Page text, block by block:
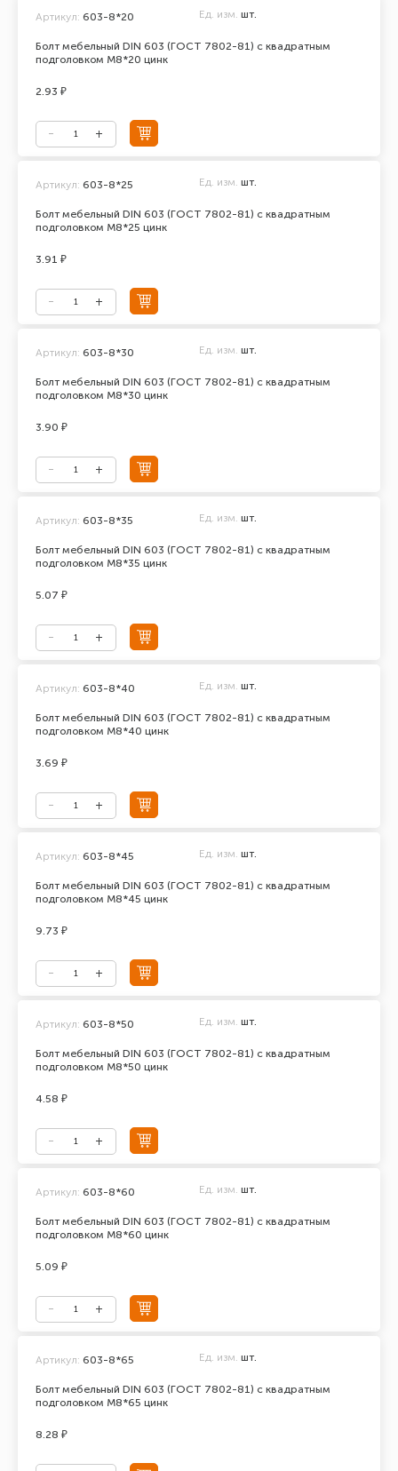
Болт мебельный DIN 603 (ГОСТ 7802-81) с квадратным
подголовком М8*20 цинк
Артикул: 603-8*20 Ед. изм. шт.
2.93 ₽
Болт мебельный DIN 603 (ГОСТ 7802-81) с квадратным
подголовком М8*25 цинк
Артикул: 603-8*25 Ед. изм. шт.
3.91 ₽
Болт мебельный DIN 603 (ГОСТ 7802-81) с квадратным
подголовком М8*30 цинк
Артикул: 603-8*30 Ед. изм. шт.
3.90 ₽
Болт мебельный DIN 603 (ГОСТ 7802-81) с квадратным
подголовком М8*35 цинк
Артикул: 603-8*35 Ед. изм. шт.
5.07 ₽
Болт мебельный DIN 603 (ГОСТ 7802-81) с квадратным
подголовком М8*40 цинк
Артикул: 603-8*40 Ед. изм. шт.
3.69 ₽
Болт мебельный DIN 603 (ГОСТ 7802-81) с квадратным
подголовком М8*45 цинк
Артикул: 603-8*45 Ед. изм. шт.
9.73 ₽
Болт мебельный DIN 603 (ГОСТ 7802-81) с квадратным
подголовком М8*50 цинк
Артикул: 603-8*50 Ед. изм. шт.
4.58 ₽
Болт мебельный DIN 603 (ГОСТ 7802-81) с квадратным
подголовком М8*60 цинк
Артикул: 603-8*60 Ед. изм. шт.
5.09 ₽
Болт мебельный DIN 603 (ГОСТ 7802-81) с квадратным
подголовком М8*65 цинк
Артикул: 603-8*65 Ед. изм. шт.
8.28 ₽